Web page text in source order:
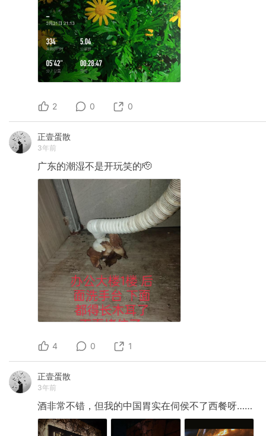
2 0 0
正壹蛋散
3年前
广东的潮湿不是开玩笑的🫡
4 0 1
正壹蛋散
3年前
酒非常不错，但我的中国胃实在伺侯不了西餐呀……